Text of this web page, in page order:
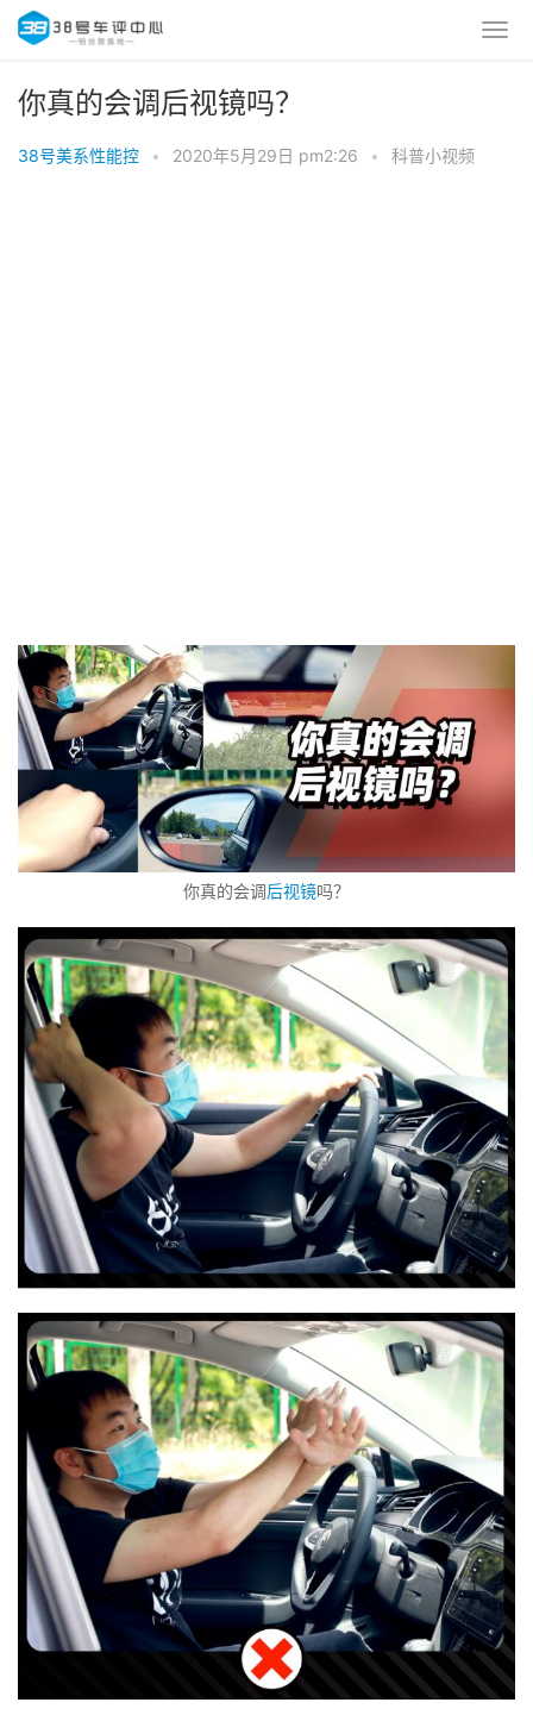
你真的会调后视镜吗？
38号美系性能控 • 2020年5月29日 pm2:26 • 科普小视频
你真的会调后视镜吗？